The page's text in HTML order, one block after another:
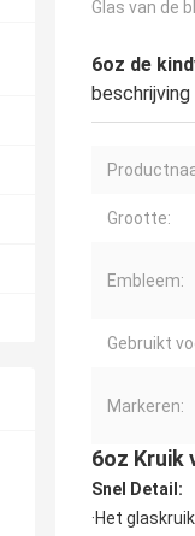
Glas van de
6oz de
beschrijving
Grootte:
Embleem:
Gebruikt
Markeren:
6oz Kruik
Snel Detail:
·Het